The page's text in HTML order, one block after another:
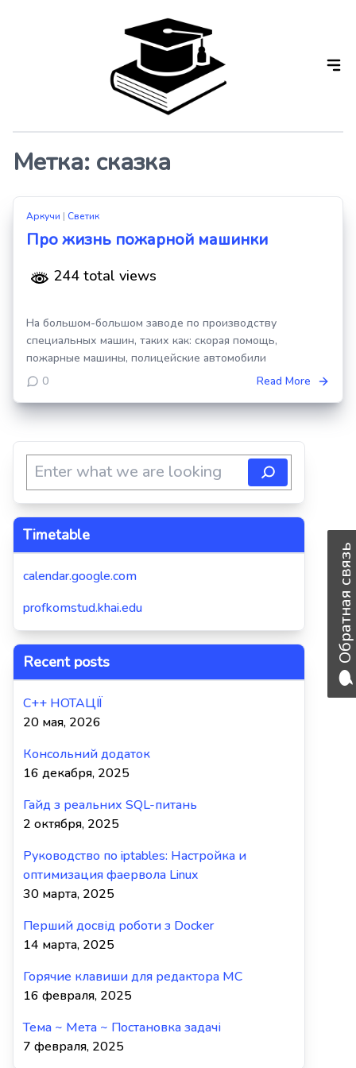
Метка: сказка
Аркучи | Светик
Про жизнь пожарной машинки
244 total views
На большом-большом заводе по производству
специальных машин, таких как: скорая помощь,
пожарные машины, полицейские автомобили
0
Read More
Timetable
calendar.google.com
profkomstud.khai.edu
Recent posts
C++ НОТАЦІЇ
20 мая, 2026
Консольний додаток
16 декабря, 2025
Гайд з реальних SQL-питань
2 октября, 2025
Руководство по iptables: Настройка и
оптимизация фаервола Linux
30 марта, 2025
Перший досвід роботи з Docker
14 марта, 2025
Горячие клавиши для редактора MC
16 февраля, 2025
Тема ~ Мета ~ Постановка задачі
7 февраля, 2025
Обратная связь